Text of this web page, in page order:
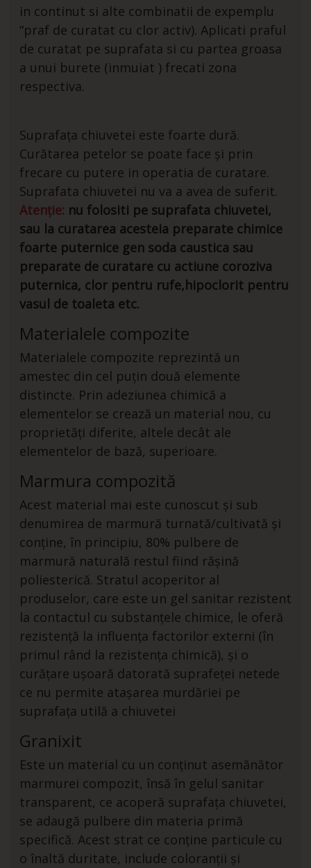
in continut si alte combinatii de expemplu
“praf de curatat cu clor activ). Aplicati praful
de curatat pe suprafata si cu partea groasa
a unui burete (inmuiat ) frecati zona
respectiva.
Suprafața chiuvetei este foarte dură.
Curătarea petelor se poate face și prin
frecare cu putere in operatia de curatare.
Suprafata chiuvetei nu va a avea de suferit.
Atenție: nu folositi pe suprafata chiuvetei,
sau la curatarea acesteia preparate chimice
foarte puternice gen soda caustica sau
preparate de curatare cu actiune coroziva
puternica, clor pentru rufe,hipoclorit pentru
vasul de toaleta etc.
Materialele compozite
Materialele compozite reprezintă un
amestec din cel puțin două elemente
distincte. Prin adeziunea chimică a
elementelor se crează un material nou, cu
proprietăți diferite, altele decât ale
elementelor de bază, superioare.
Marmura compozită
Acest material mai este cunoscut și sub
denumirea de marmură turnată/cultivată și
conține, în principiu, 80% pulbere de
marmură naturală restul fiind rășină
poliesterică. Stratul acoperitor al
produselor, care este un gel sanitar rezistent
la contactul cu substanțele chimice, le oferă
rezistență la influența factorilor externi (în
primul rând la rezistența chimică), și o
curățare ușoară datorată suprafeței netede
ce nu permite atașarea murdăriei pe
suprafața utilă a chiuvetei
Granixit
Este un material cu un conținut asemănător
marmurei compozit, însă în gelul sanitar
transparent, ce acoperă suprafața chiuvetei,
se adaugă pulbere din materia primă
specifică. Acest strat ce conține particule cu
o înaltă duritate, include coloranții și